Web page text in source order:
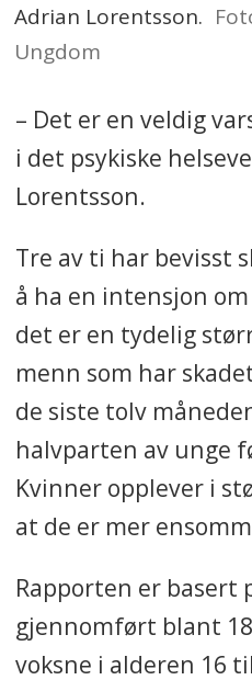
Adrian Lorentsson.
Ungdom
– Det er en veldig
i det psykiske
Lorentsson.
Tre av ti har bevisst
å ha en intensjon
det er en tydelig
menn som har
de siste tolv
halvparten av unge
Kvinner opplever i
at de er mer
Rapporten er basert
gjennomført blant
voksne i alderen 16